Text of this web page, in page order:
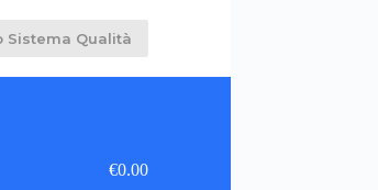
Sistema Qualità
Carrello
€0.00